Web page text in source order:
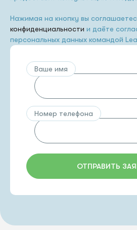
Нажимая на кнопку вы
конфиденциальности и даёте
персональных данных командой
Ваше имя
Номер телефона
ОТПРАВИТЬ